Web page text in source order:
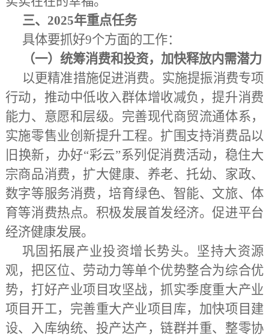
三、 2025年重点任务
具体要抓好9个方面的工作：
（一）统筹消费和投资，加快释放内需潜力
以更精准措施促进消费。实施提振消费专项
行动，推动中低收入群体增收减负，提升消费
能力、意愿和层级。完善现代商贸流通体系，
实施零售业创新提升工程。扩围支持消费品以
旧换新，办好“彩云”系列促消费活动，稳住大
宗商品消费，扩大健康、养老、托幼、家政、
数字等服务消费，培育绿色、智能、文旅、体
育等消费热点。积极发展首发经济。促进平台
经济健康发展。
巩固拓展产业投资增长势头。坚持大资源
观，把区位、劳动力等单个优势整合为综合优
势，打好产业项目攻坚战，抓实季度重大产业
项目开工，完善重大产业项目库，加快项目建
设、入库纳统、投产达产，链群并重、整零协